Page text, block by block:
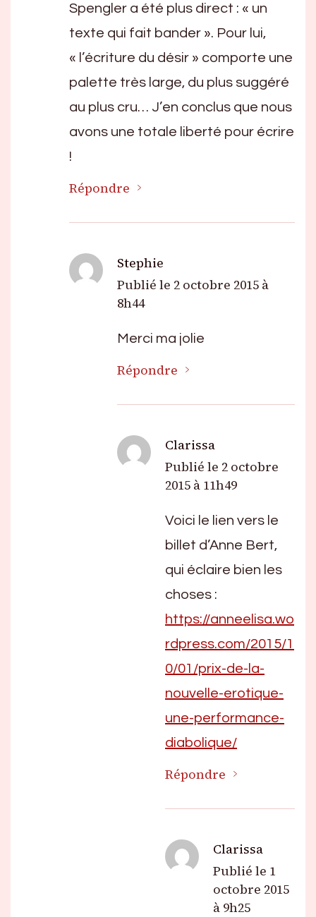
Spengler a été plus direct : « un
texte qui fait bander ». Pour lui,
« l’écriture du désir » comporte une
palette très large, du plus suggéré
au plus cru… J’en conclus que nous
avons une totale liberté pour écrire
!
Répondre
Stephie
Publié le 2 octobre 2015 à
8h44
Merci ma jolie
Répondre
Clarissa
Publié le 2 octobre
2015 à 11h49
Voici le lien vers le
billet d’Anne Bert,
qui éclaire bien les
choses :
https://anneelisa.wo
rdpress.com/2015/1
0/01/prix-de-la-
nouvelle-erotique-
une-performance-
diabolique/
Répondre
Clarissa
Publié le 1
octobre 2015
à 9h25